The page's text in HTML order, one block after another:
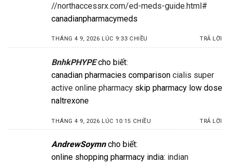
//northaccessrx.com/ed-meds-guide.html#
canadianpharmacymeds
THÁNG 4 9, 2026 LÚC 9:33 CHIỀU TRẢ LỜI
BnhkPHYPE cho biết:
canadian pharmacies comparison cialis super
active online pharmacy skip pharmacy low dose
naltrexone
THÁNG 4 9, 2026 LÚC 10:15 CHIỀU TRẢ LỜI
AndrewSoymn cho biết:
online shopping pharmacy india: indian